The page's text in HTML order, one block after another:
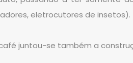
eletrocutores de insetos).
juntou-se também a